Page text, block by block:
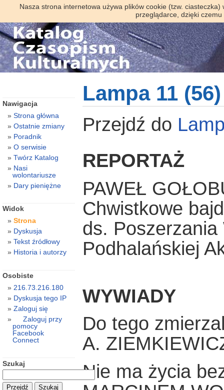
Nasza strona internetowa używa plików cookie (tzw.
przeglądarce, dzięki
Lampa 11
Przejdź do
REPORTAŻ
PAWEŁ
Chwistkowe
ds.
Podhalańskiej
WYWIADY
Do tego
A.
Nie ma życia
Nawigacja
Strona główna
Ostatnie zmiany
Poradnik
O serwisie
Twórz Katalog
Nasi
wolontariusze
Dary pieniężne
Widok
Strona
Dyskusja
Tekst źródłowy
Historia i autorzy
Osobiste
216.73.216.180
Dyskusja tego IP
Zaloguj się
Zaloguj przy
pomocy
Facebook
Connect
Szukaj